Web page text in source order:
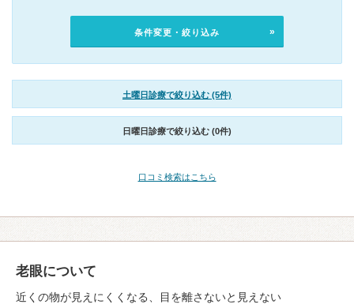
条件変更・絞り込み
土曜日診療で絞り込む (5件)
日曜日診療で絞り込む (0件)
口コミ検索はこちら
老眼について
近くの物が見えにくくなる、目を離さないと見えない